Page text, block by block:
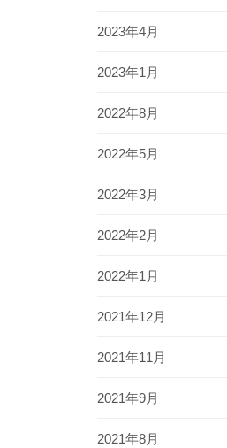
2023年4月
2023年1月
2022年8月
2022年5月
2022年3月
2022年2月
2022年1月
2021年12月
2021年11月
2021年9月
2021年8月